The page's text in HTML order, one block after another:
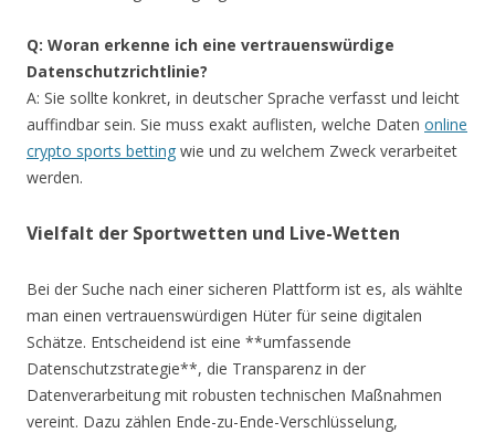
Q: Woran erkenne ich eine vertrauenswürdige
Datenschutzrichtlinie?
A: Sie sollte konkret, in deutscher Sprache verfasst und leicht
auffindbar sein. Sie muss exakt auflisten, welche Daten online
crypto sports betting wie und zu welchem Zweck verarbeitet
werden.
Vielfalt der Sportwetten und Live-Wetten
Bei der Suche nach einer sicheren Plattform ist es, als wählte
man einen vertrauenswürdigen Hüter für seine digitalen
Schätze. Entscheidend ist eine **umfassende
Datenschutzstrategie**, die Transparenz in der
Datenverarbeitung mit robusten technischen Maßnahmen
vereint. Dazu zählen Ende-zu-Ende-Verschlüsselung,